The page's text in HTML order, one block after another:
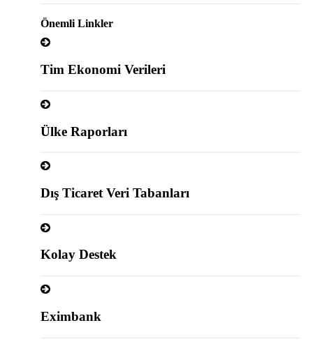
Önemli Linkler
Tim Ekonomi Verileri
Ülke Raporları
Dış Ticaret Veri Tabanları
Kolay Destek
Eximbank